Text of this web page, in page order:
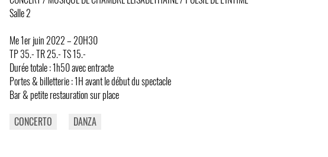
Salle 2
Me 1er juin 2022 – 20H30
TP 35.- TR 25.- TS 15.-
Durée totale : 1h50 avec entracte
Portes & billetterie : 1H avant le début du spectacle
Bar & petite restauration sur place
CONCERTO
DANZA